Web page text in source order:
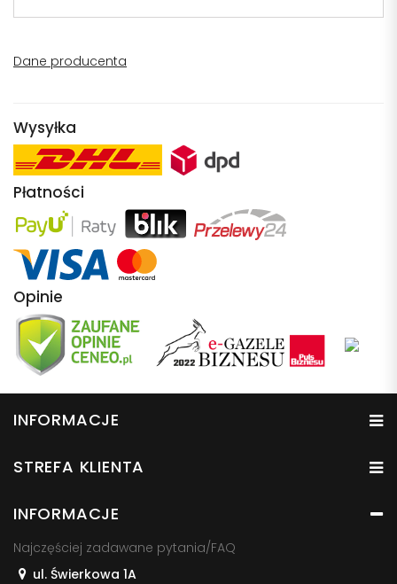
Dane producenta
Wysyłka
Płatności
Opinie
INFORMACJE
STREFA KLIENTA
INFORMACJE
Najczęściej zadawane pytania/FAQ
ul. Świerkowa 1A